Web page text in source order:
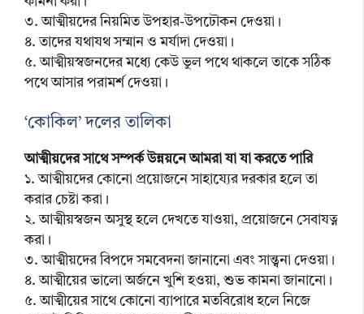
৩. আত্মীয়দের নিয়মিত উপহার-উপঢৌকন দেওয়া।
৪. তাদের যথাযথ সম্মান ও মর্যাদা দেওয়া।
৫. আত্মীয়স্বজনদের মধ্যে কেউ ভুল পথে থাকলে তাকে সঠিক
পথে আসার পরামর্শ দেওয়া।
‘কোকিল’ দলের তালিকা
আত্মীয়দের সাথে সম্পর্ক উন্নয়নে আমরা যা যা করতে পারি
১. আত্মীয়দের কোনো প্রয়োজনে সাহায্যের দরকার হলে তা
করার চেষ্টা করা।
২. আত্মীয়স্বজন অসুস্থ হলে দেখতে যাওয়া, প্রয়োজনে সেবাযত্ন
করা।
৩. আত্মীয়দের বিপদে সমবেদনা জানানো এবং সান্ত্বনা দেওয়া।
৪. আত্মীয়ের ভালো অর্জনে খুশি হওয়া, শুভ কামনা জানানো।
৫. আত্মীয়ের সাথে কোনো ব্যাপারে মতবিরোধ হলে নিজে